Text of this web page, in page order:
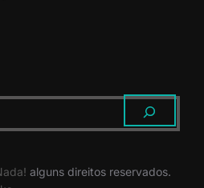
alguns direitos reservados.